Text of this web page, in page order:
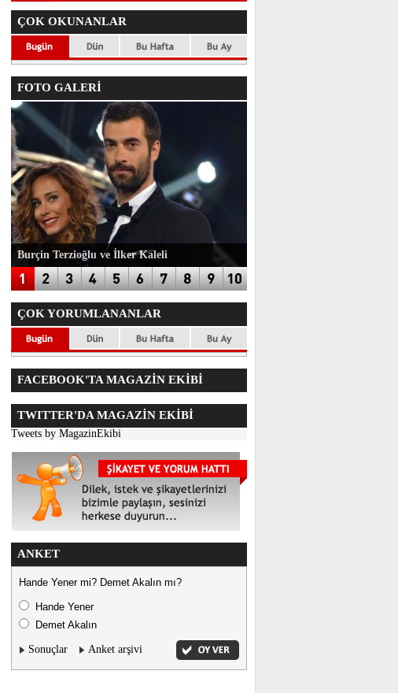
ÇOK OKUNANLAR
FOTO GALERİ
Burçin Terzioğlu ve İlker Kaleli
ÇOK YORUMLANANLAR
FACEBOOK'TA MAGAZİN EKİBİ
TWITTER'DA MAGAZİN EKİBİ
Tweets by MagazinEkibi
ANKET
Hande Yener mi? Demet Akalın mı?
Hande Yener
Demet Akalın
Sonuçlar Anket arşivi